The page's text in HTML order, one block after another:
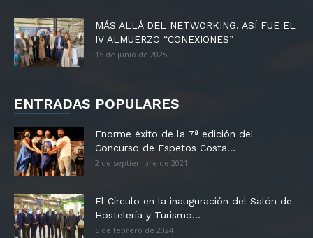
MÁS ALLÁ DEL NETWORKING. ASÍ FUE EL
IV ALMUERZO “CONEXIONES”
15 de junio de 2025
ENTRADAS POPULARES
Enorme éxito de la 7ª edición del
Concurso de Espetos Costa...
2 de septiembre de 2021
El Círculo en la inauguración del Salón de
Hostelería y Turismo...
5 de febrero de 2024